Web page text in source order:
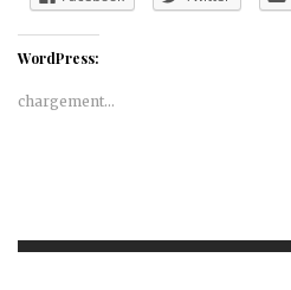
WordPress:
chargement…